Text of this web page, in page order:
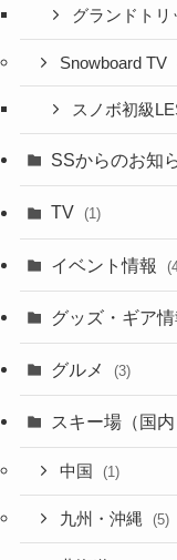
グランドトリ
Snowboard TV
スノボ初級
SSからのお知
TV (1)
イベント情報
グッズ・ギア情
グルメ (3)
スキー場（国内
中国 (1)
九州・沖縄 (5)